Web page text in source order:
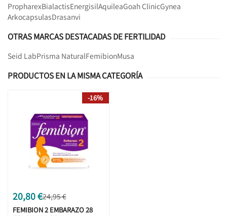
PropharexBialactisEnergisilAquileaGoah ClinicGynea
ArkocapsulasDrasanvi
OTRAS MARCAS DESTACADAS DE FERTILIDAD
Seid LabPrisma NaturalFemibionMusa
PRODUCTOS EN LA MISMA CATEGORÍA
20,80 €24,95 €
FEMIBION 2 EMBARAZO 28
-16%